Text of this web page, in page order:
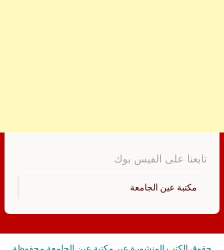
تابعنا على الفيس بوك
‏مكتبة عين الجامعة‏